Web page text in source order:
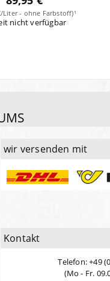
Liter - ohne Farbstoff)¹
nicht verfügbar
wir versenden mit
Kontakt
Telefon: +49
(Mo - Fr.